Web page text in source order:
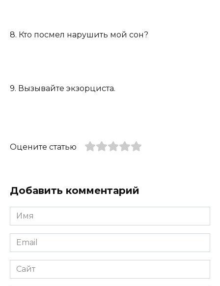
8. Кто посмел нарушить мой сон?
9. Вызывайте экзорциста.
Оцените статью
Добавить комментарий
Имя
*
Email
*
Сайт